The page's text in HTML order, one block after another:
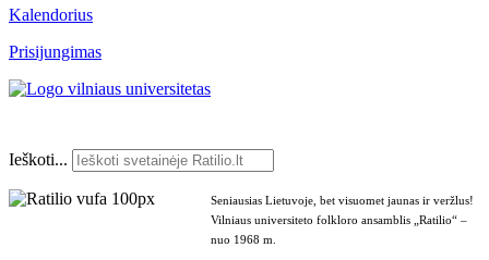
Kalendorius
Prisijungimas
Ieškoti...
Seniausias Lietuvoje, bet visuomet jaunas ir veržlus!
Vilniaus universiteto folkloro ansamblis „Ratilio“ –
nuo 1968 m.